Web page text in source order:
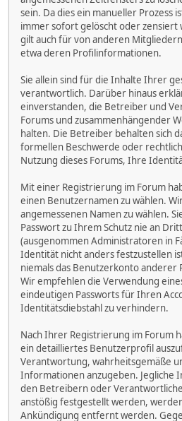
sein. Da dies ein manueller Prozess
immer sofort gelöscht oder zensiert
gilt auch für von anderen
etwa deren Profilinformationen.
Sie allein sind für die Inhalte Ihrer
verantwortlich. Darüber hinaus
einverstanden, die Betreiber und
Forums und zusammenhängender
halten. Die Betreiber behalten sich
formellen Beschwerde oder
Nutzung dieses Forums, Ihre
Mit einer Registrierung im Forum
einen Benutzernamen zu wählen.
angemessenen Namen zu wählen.
Passwort zu Ihrem Schutz nie an
(ausgenommen Administratoren in
Identität nicht anders festzustellen
niemals das Benutzerkonto anderer
Wir empfehlen die Verwendung
eindeutigen Passworts für Ihren
Identitätsdiebstahl zu verhindern.
Nach Ihrer Registrierung im Forum
ein detailliertes Benutzerprofil
Verantwortung, wahrheitsgemäße
Informationen anzugeben. Jegliche
den Betreibern oder
anstößig festgestellt werden,
Ankündigung entfernt werden.